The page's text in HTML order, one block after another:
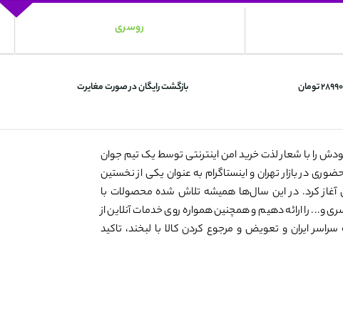
روسری
بازگشت رایگان در صورت مغایرت
را با شعار لذت خرید امن اینترنتی توسط یک تیم جوان
حضوری در بازار تهران و اینستاگرام به عنوان یکی از نخستین
کرد. در این سال‌ها همیشه تلاش شده محصولات با
و... را ارائه دهیم و همچنین همواره روی خدمات آنلاین از
ایران و تعویض و مرجوع کردن کالا با لبخند، تاکید